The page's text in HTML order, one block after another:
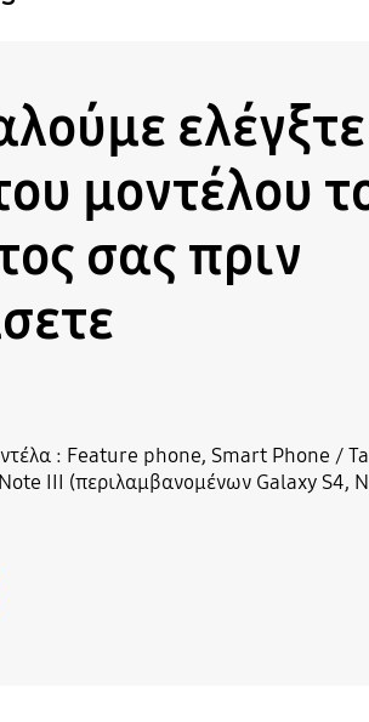
μοντέλου
σας πριν
: Feature phone, Smart Phone /
III (περιλαμβανομένων Galaxy S4,